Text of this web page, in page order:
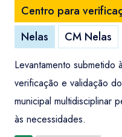
Centro para
Nelas
CM Nelas
Levantamento submetido
verificação e validação
municipal multidisciplinar
às necessidades.